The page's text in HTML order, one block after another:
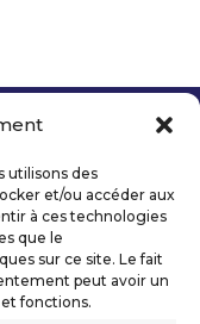
utilisons des
et/ou accéder aux
à ces technologies
que le
sur ce site. Le fait
peut avoir un
fonctions.